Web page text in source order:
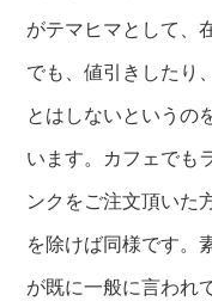
がテマヒマとして、
でも、値引きしたり
とはしないというの
います。カフェでも
ンクをご注文頂いた
を除けば同様です。
が既に一般に言われ